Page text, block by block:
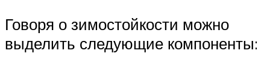
Говоря о зимостойкости можно
выделить следующие компоненты: